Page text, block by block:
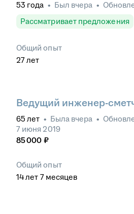
53 года • Был вчера •
Рассматривает предложения
Общий опыт
27лет
Ведущий инженер-
65 лет • Была вчера •
7 июня 2019
85 000 ₽
Общий опыт
14лет 7 месяцев